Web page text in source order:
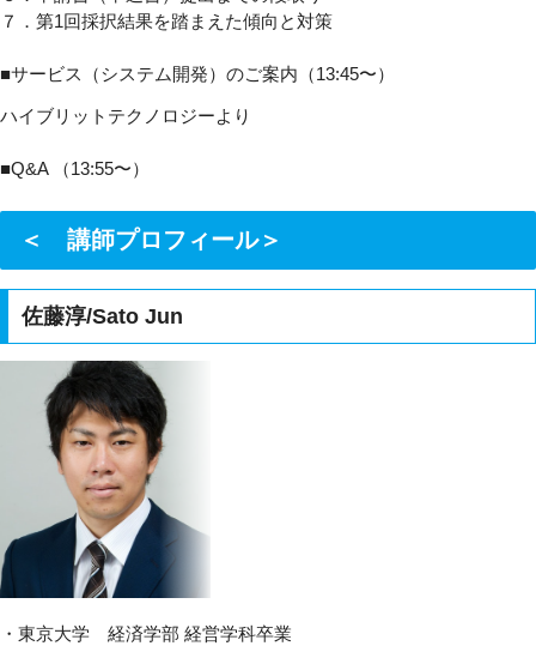
７．第1回採択結果を踏まえた傾向と対策
■サービス（システム開発）のご案内（13:45〜）
ハイブリットテクノロジーより
■Q&A （13:55〜）
＜ 講師プロフィール＞
佐藤淳/Sato Jun
・東京大学 経済学部 経営学科卒業